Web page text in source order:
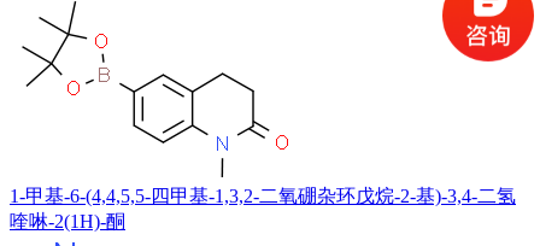
1-甲基-6-(4,4,5,5-四甲基-1,3,2-二氧硼杂环戊烷-2-基)-3,4-二氢
喹啉-2(1H)-酮